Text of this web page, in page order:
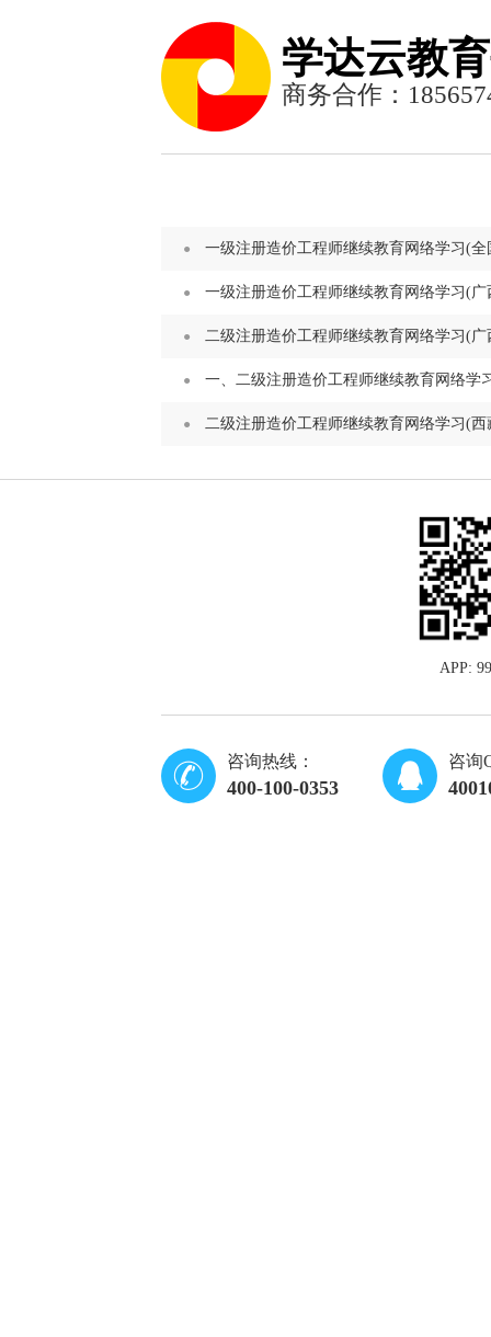
学达云教
商务合作：
一级注册造价工程师继续教育网络学习(全
一级注册造价工程师继续教育网络学习(广
二级注册造价工程师继续教育网络学习(广
一、二级注册造价工程师继续教育网络学
二级注册造价工程师继续教育网络学习(西
APP:
咨询热线：
400-100-0353
咨询